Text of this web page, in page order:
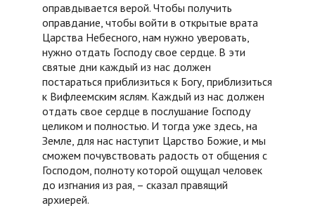
оправдывается верой. Чтобы получить
оправдание, чтобы войти в открытые врата
Царства Небесного, нам нужно уверовать,
нужно отдать Господу свое сердце. В эти
святые дни каждый из нас должен
постараться приблизиться к Богу, приблизиться
к Вифлеемским яслям. Каждый из нас должен
отдать свое сердце в послушание Господу
целиком и полностью. И тогда уже здесь, на
Земле, для нас наступит Царство Божие, и мы
сможем почувствовать радость от общения с
Господом, полноту которой ощущал человек
до изгнания из рая, – сказал правящий
архиерей.